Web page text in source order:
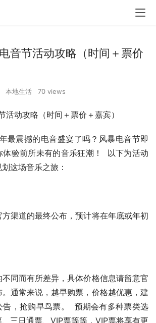
音节活动攻略（时间＋票价
本地生活 70 views
动攻略（时间＋票价＋嘉宾）
最震撼的电音盛宴了吗？风暴电音节即
体验前所未有的音乐狂潮！  以下为活动
这场音乐之旅：
渠道的最终公布，预计将在年底或年初
同而有所差异，具体价格信息请留意官
通常来说，越早购票，价格越优惠，建
告，抢购早鸟票。  预期会有多种票类选
三日通票、VIP票等等，VIP票将享有更